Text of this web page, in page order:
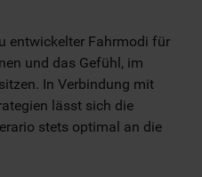
entwickelter Fahrmodi für
und das Gefühl, im
In Verbindung mit
lässt sich die
stets optimal an die